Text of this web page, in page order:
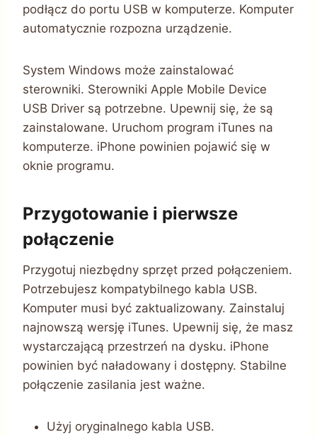
podłącz do portu USB w komputerze. Komputer
automatycznie rozpozna urządzenie.
System Windows może zainstalować
sterowniki. Sterowniki Apple Mobile Device
USB Driver są potrzebne. Upewnij się, że są
zainstalowane. Uruchom program iTunes na
komputerze. iPhone powinien pojawić się w
oknie programu.
Przygotowanie i pierwsze
połączenie
Przygotuj niezbędny sprzęt przed połączeniem.
Potrzebujesz kompatybilnego kabla USB.
Komputer musi być zaktualizowany. Zainstaluj
najnowszą wersję iTunes. Upewnij się, że masz
wystarczającą przestrzeń na dysku. iPhone
powinien być naładowany i dostępny. Stabilne
połączenie zasilania jest ważne.
Użyj oryginalnego kabla USB.